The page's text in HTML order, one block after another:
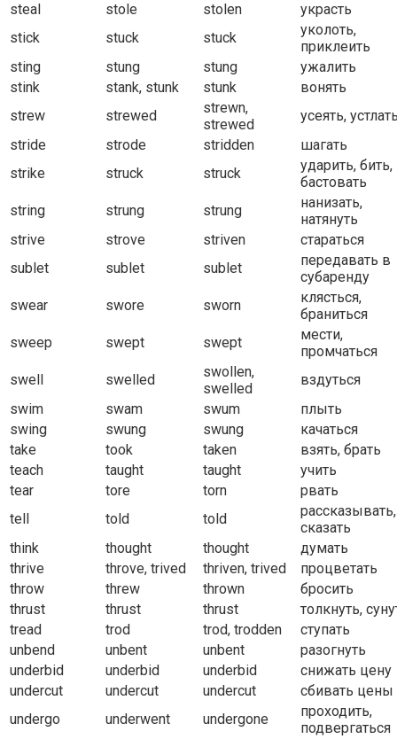
steal
stole stolen
украсть
stick
stuck stuck
уколоть,
приклеить
sting
stung stung
ужалить
stink
stank, stunk stunk
вонять
strew
strewed
strewn,
strewed
усеять,
stride
strode stridden
шагать
strike
struck struck
ударить, бить,
бастовать
string
strung strung
нанизать,
натянуть
strive
strove striven
стараться
sublet
sublet sublet
передавать в
субаренду
swear
swore sworn
клясться,
браниться
sweep
swept swept
мести,
промчаться
swell
swelled
swollen,
swelled
вздуться
swim
swam swum
плыть
swing
swung swung
качаться
take
took taken
взять, брать
teach
taught taught
учить
tear
tore torn
рвать
tell
told told
рассказывать,
сказать
think
thought thought
думать
thrive
throve, trived thriven, trived
процветать
throw
threw thrown
бросить
thrust
thrust thrust
толкнуть,
tread
trod trod, trodden
ступать
unbend
unbent unbent
разогнуть
underbid
underbid underbid
снижать цену
undercut
undercut undercut
сбивать цены
undergo
underwent undergone
проходить,
подвергаться